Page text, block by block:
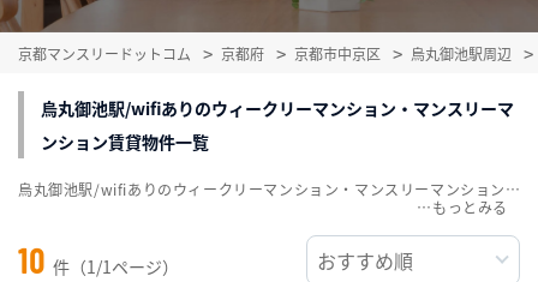
京都マンスリードットコム 京都府 京都市中京区 烏丸御池駅周辺
烏丸御池駅/wifiありのウィークリーマンション・マンスリーマ
ンション賃貸物件一覧
10 件（1/1ページ）
烏丸御池駅/wifiありのウィークリーマンション・マンスリーマンション賃貸物件一覧を掲載中。敷金・礼金無料、家具・家電付をご紹介。こだわり条件での絞込みも簡単！
…